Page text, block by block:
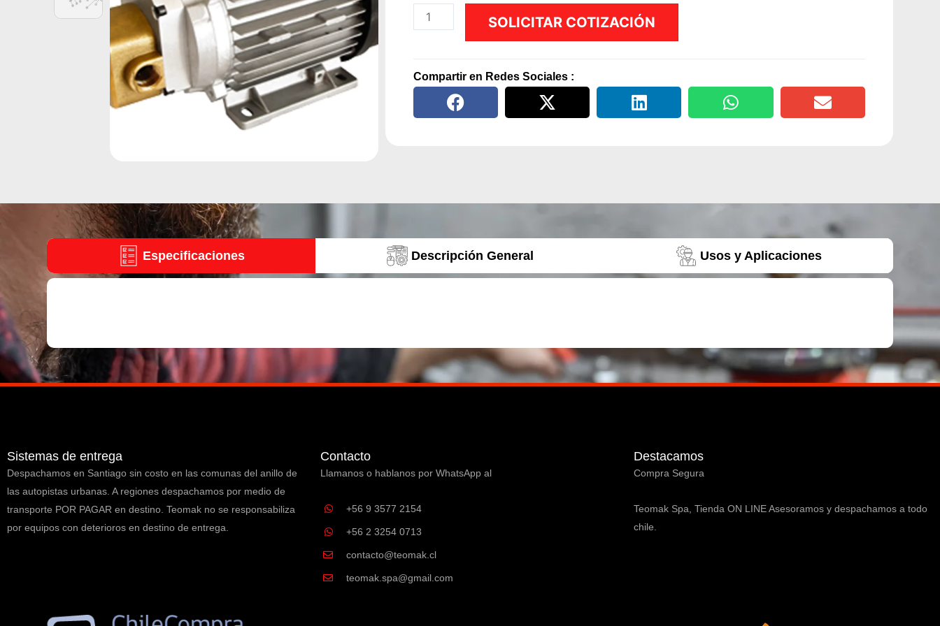
Bomba
trasvasije
0.37Kw
25lts/min
SOLICITAR COTIZACIÓN
Compartir en Redes Sociales :
Especificaciones Descripción General Usos y Aplicaciones
Sistemas de entrega
Despachamos en Santiago sin costo en las comunas del anillo de
las autopistas urbanas. A regiones despachamos por medio de
transporte POR PAGAR en destino. Teomak no se responsabiliza
por equipos con deterioros en destino de entrega.
Contacto
Llamanos o hablanos por WhatsApp al
+56 9 3577 2154
+56 2 3254 0713
contacto@teomak.cl
teomak.spa@gmail.com
Destacamos
Compra Segura
Teomak Spa, Tienda ON LINE Asesoramos y despachamos a todo
chile.